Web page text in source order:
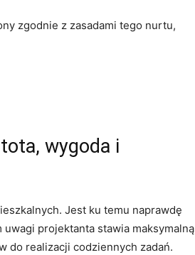
zgodnie z zasadami tego nurtu,
wygoda i
Jest ku temu naprawdę
projektanta stawia maksymalną
do realizacji codziennych zadań.